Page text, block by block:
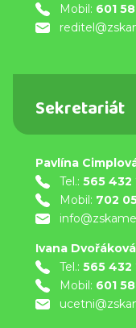
Mobil: 601
Sekretariát
Pavlína
Tel.: 565 432
Mobil: 702
Ivana Dvořáková
Tel.: 565 432
Mobil: 601